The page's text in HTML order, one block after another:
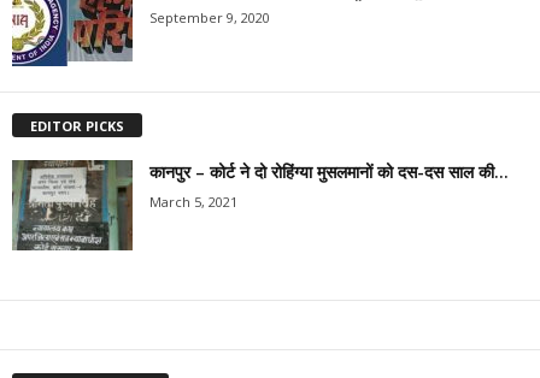
September 9, 2020
EDITOR PICKS
कानपुर – कोर्ट ने दो रोहिंग्या मुसलमानों को दस-दस साल की...
March 5, 2021